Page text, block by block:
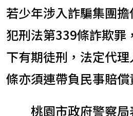
若少年涉入詐騙集團
犯刑法第339條詐欺罪
下有期徒刑，法定代
條亦須連帶負民事賠償
桃園市政府警察局